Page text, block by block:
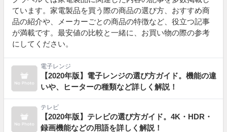
ています。家電製品を買う際の商品の選び方、おすすめ商
品の紹介や、メーカーごとの商品の特徴など、役立つ記事
が満載です。最安値の比較と一緒に、お買い物の際の参考
にしてください。
電子レンジ
【2020年版】電子レンジの選び方ガイド。機能の違
いや、ヒーターの種類など詳しく解説！
テレビ
【2020年版】テレビの選び方ガイド。4K・HDR・
録画機能などの用語を詳しく解説！